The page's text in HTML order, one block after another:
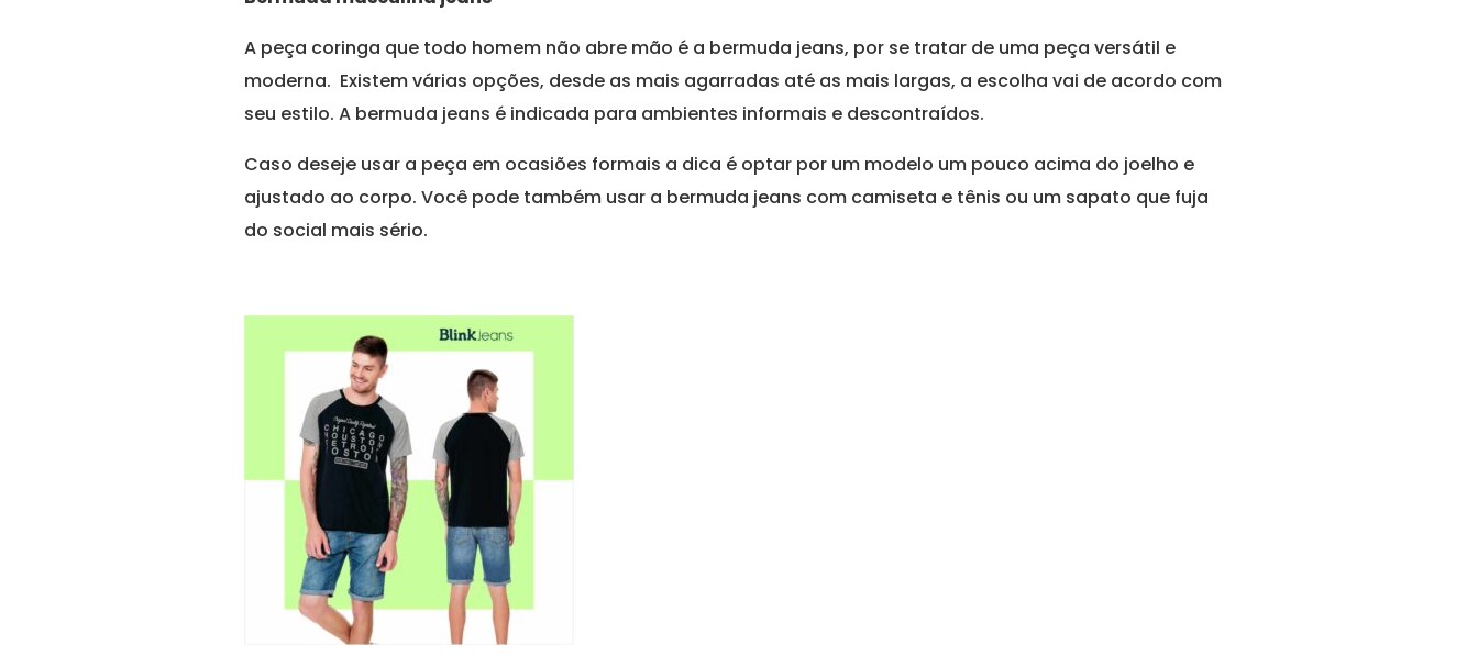
A peça coringa que todo homem não abre mão é a bermuda jeans, por se tratar de uma peça versátil e
moderna. Existem várias opções, desde as mais agarradas até as mais largas, a escolha vai de acordo com
seu estilo. A bermuda jeans é indicada para ambientes informais e descontraídos.
Caso deseje usar a peça em ocasiões formais a dica é optar por um modelo um pouco acima do joelho e
ajustado ao corpo. Você pode também usar a bermuda jeans com camiseta e tênis ou um sapato que fuja
do social mais sério.